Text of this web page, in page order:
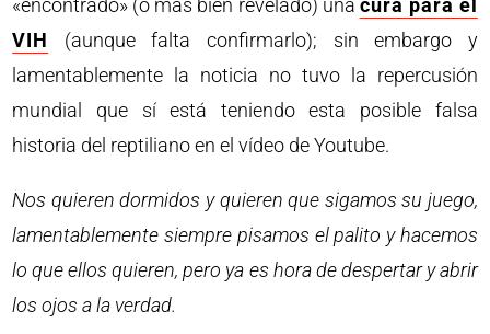
«encontrado» (o mas bien revelado) una cura para el
VIH
(aunque falta confirmarlo); sin embargo y
lamentablemente la noticia no tuvo la repercusión
mundial que sí está teniendo esta posible falsa
historia del reptiliano en el vídeo de Youtube.
Nos quieren dormidos y quieren que sigamos su juego,
lamentablemente siempre pisamos el palito y hacemos
lo que ellos quieren, pero ya es hora de despertar y abrir
los ojos a la verdad.